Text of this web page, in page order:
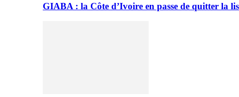
GIABA : la Côte d’Ivoire en passe de quitter la